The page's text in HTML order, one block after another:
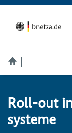
Roll-out
sys­te­me